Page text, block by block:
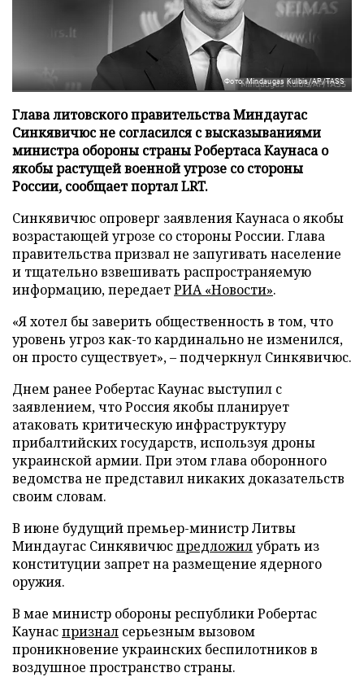
Фото: Mindaugas Kulbis/AP/TASS
Глава литовского правительства Миндаугас
Синкявичюс не согласился с высказываниями
министра обороны страны Робертаса Каунаса о
якобы растущей военной угрозе со стороны
России, сообщает портал LRT.
Синкявичюс опроверг заявления Каунаса о якобы
возрастающей угрозе со стороны России. Глава
правительства призвал не запугивать население
и тщательно взвешивать распространяемую
информацию, передаетРИА «Новости».
«Я хотел бы заверить общественность в том, что
уровень угроз как-то кардинально не изменился,
он просто существует», – подчеркнул Синкявичюс.
Днем ранее Робертас Каунас выступил с
заявлением, что Россия якобы планирует
атаковать критическую инфраструктуру
прибалтийских государств, используя дроны
украинской армии. При этом глава оборонного
ведомства не представил никаких доказательств
своим словам.
В июне будущий премьер-министр Литвы
Миндаугас Синкявичюспредложилубрать из
конституции запрет на размещение ядерного
оружия.
В мае министр обороны республики Робертас
Каунаспризнал серьезным вызовом
проникновение украинских беспилотников в
воздушное пространство страны.